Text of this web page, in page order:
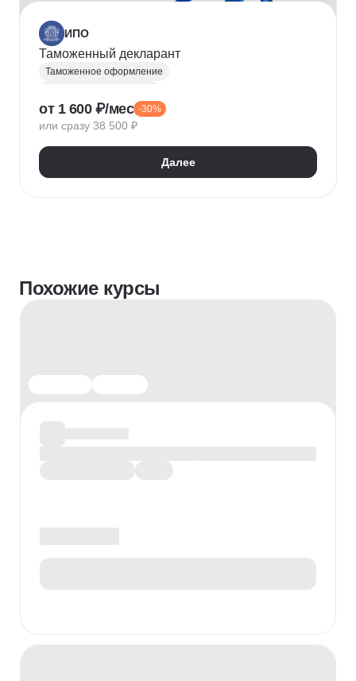
ИПО
Таможенный декларант
Таможенное оформление
Внешнеэкономическая деятельность (ВЭД)
ВЭД-логистика
от 1 600 ₽/мес -30%
или сразу 38 500 ₽
Далее
Похожие курсы